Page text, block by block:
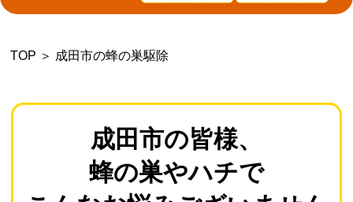
後払いについて
TOP ＞ 成田市の蜂の巣駆除
成田市の皆様、
蜂の巣やハチで